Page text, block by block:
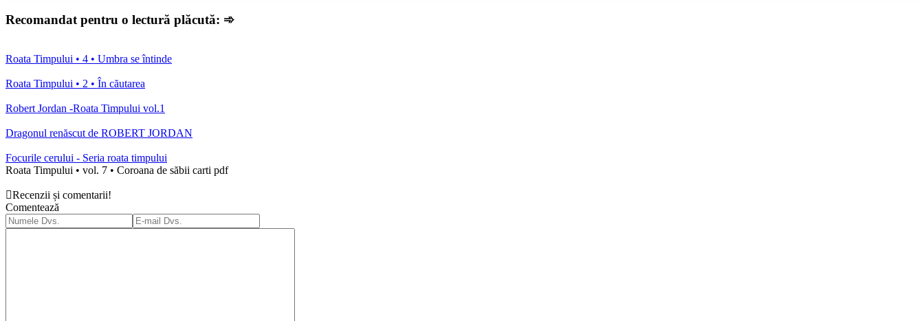
Recomandat pentru o lectură plăcută: ➾
Roata Timpului • 4 • Umbra se întinde
Roata Timpului • 2 • În căutarea
Robert Jordan -Roata Timpului vol.1
Dragonul renăscut de ROBERT JORDAN
Focurile cerului - Seria roata timpului
Roata Timpului • vol. 7 • Coroana de săbii carti pdf
Recenzii și comentarii!
Comentează